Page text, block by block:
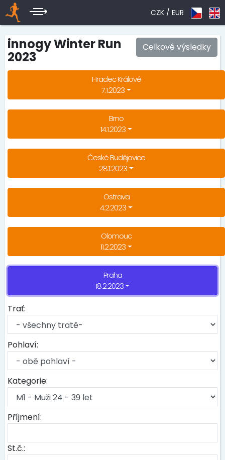
CZK / EUR
Celkové výsledky
innogy Winter Run
2023
Hradec Králové
7.1.2023
Brno
14.1.2023
České Budějovice
28.1.2023
Ostrava
4.2.2023
Olomouc
11.2.2023
Praha
18.2.2023
Trať:
Pohlaví:
Kategorie:
Příjmení:
St.č.: